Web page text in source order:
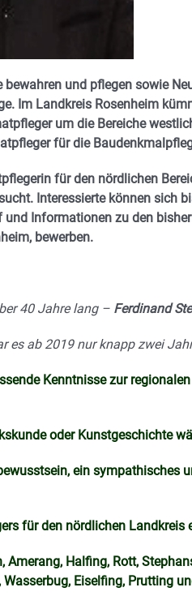
und pflegen sowie
Im Landkreis Rosenheim
um die Bereiche
für die
für den nördlichen
Interessierte können sich
Informationen zu den
bewerben.
40 Jahre lang – Ferdinand
es ab 2019 nur knapp zwei
Kenntnisse zur
oder Kunstgeschichte
ein sympathisches
für den nördlichen Landkreis
Amerang, Halfing, Rott,
Eiselfing, Prutting